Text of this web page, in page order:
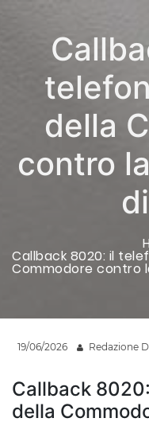
della
contro
Callback 8020: il
Commodore contro
19/06/2026 Redazione
Callback
della